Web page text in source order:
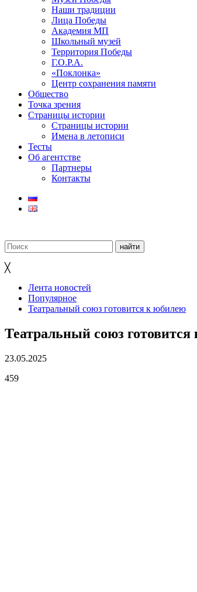
Наши традиции
Лица Победы
Академия МП
Школьный музей
Территория Победы
Г.О.Р.А.
«Поклонка»
Центр сохранения памяти
Общество
Точка зрения
Страницы истории
Страницы истории
Имена в летописи
Тесты
Об агентстве
Партнеры
Контакты
╳
Лента новостей
Популярное
Театральный союз готовится к юбилею
Театральный союз
23.05.2025
459